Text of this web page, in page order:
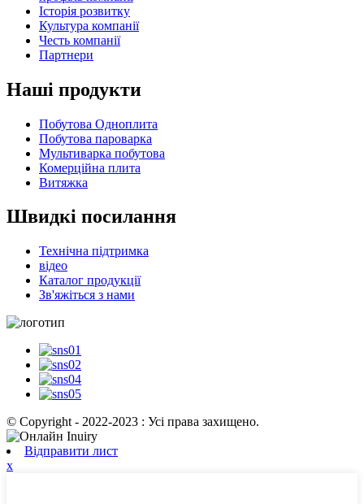
Історія розвитку
Культура компанії
Честь компанії
Партнери
Наші продукти
Побутова Одноплита
Побутова пароварка
Мультиварка побутова
Комерційна плита
Витяжка
Швидкі посилання
Технічна підтримка
відео
Каталог продукції
Зв'яжіться з нами
© Copyright - 2022-2023 : Усі права захищено.
Відправити лист
x